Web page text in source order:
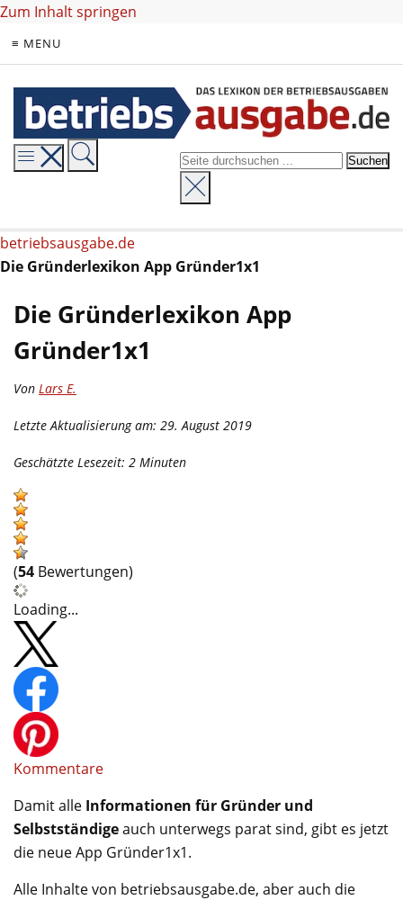
Zum Inhalt springen
≡ MENU
betriebsausgabe.de
Die Gründerlexikon App Gründer1x1
Die Gründerlexikon App
Gründer1x1
Von Lars E.
Letzte Aktualisierung am: 29. August 2019
Geschätzte Lesezeit: 2 Minuten
(54 Bewertungen)
Loading...
Kommentare
Damit alle Informationen für Gründer und
Selbstständigeauch unterwegs parat sind, gibt es jetzt
die neue App Gründer1x1.
Alle Inhalte von betriebsausgabe.de, aber auch die